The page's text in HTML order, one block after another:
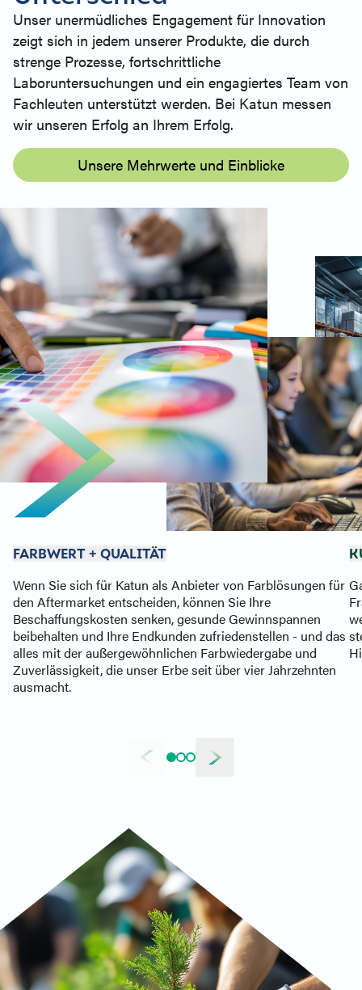
Unser unermüdliches Engagement für Innovation
zeigt sich in jedem unserer Produkte, die durch
strenge Prozesse, fortschrittliche
Laboruntersuchungen und ein engagiertes Team von
Fachleuten unterstützt werden. Bei Katun messen
wir unseren Erfolg an Ihrem Erfolg.
Unsere Mehrwerte und Einblicke
FARBWERT + QUALITÄT
Wenn Sie sich für Katun als Anbieter von Farblösungen für
den Aftermarket entscheiden, können Sie Ihre
Beschaffungskosten senken, gesunde Gewinnspannen
beibehalten und Ihre Endkunden zufriedenstellen - und das
alles mit der außergewöhnlichen Farbwiedergabe und
Zuverlässigkeit, die unser Erbe seit über vier Jahrzehnten
ausmacht.